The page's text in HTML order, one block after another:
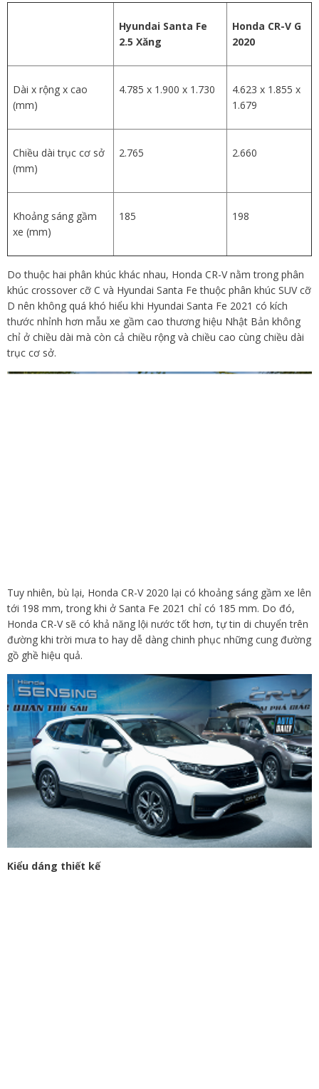
Hyundai Santa Fe
2.5 Xăng
Honda CR-V G
2020
Dài x rộng x cao
(mm)
4.785 x 1.900 x 1.730
4.623 x 1.855 x
1.679
Chiều dài trục cơ sở
(mm)
2.765 2.660
Khoảng sáng gầm
xe (mm)
185 198
Do thuộc hai phân khúc khác nhau, Honda CR-V nằm trong phân
khúc crossover cỡ C và Hyundai Santa Fe thuộc phân khúc SUV cỡ
D nên không quá khó hiểu khi Hyundai Santa Fe 2021 có kích
thước nhỉnh hơn mẫu xe gầm cao thương hiệu Nhật Bản không
chỉ ở chiều dài mà còn cả chiều rộng và chiều cao cùng chiều dài
trục cơ sở.
Tuy nhiên, bù lại, Honda CR-V 2020 lại có khoảng sáng gầm xe lên
tới 198 mm, trong khi ở Santa Fe 2021 chỉ có 185 mm. Do đó,
Honda CR-V sẽ có khả năng lội nước tốt hơn, tự tin di chuyển trên
đường khi trời mưa to hay dễ dàng chinh phục những cung đường
gồ ghề hiệu quả.
Kiểu dáng thiết kế